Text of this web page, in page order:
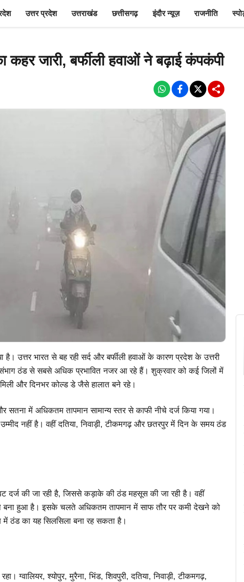
उत्तर प्रदेश उत्तराखंड छत्तीसगढ़ इंदौर न्यूज़ राजनीति
जारी, बर्फीली हवाओं ने बढ़ाई कंपकंपी
उत्तर भारत से बह रही सर्द और बर्फीली हवाओं के कारण प्रदेश के उत्तरी
ठंड से सबसे अधिक प्रभावित नजर आ रहे हैं। शुक्रवार को कई जिलों में
और दिनभर कोल्ड डे जैसे हालात बने रहे।
सतना में अधिकतम तापमान सामान्य स्तर से काफी नीचे दर्ज किया गया।
नहीं है। वहीं दतिया, निवाड़ी, टीकमगढ़ और छतरपुर में दिन के समय ठंड
दर्ज की जा रही है, जिससे कड़ाके की ठंड महसूस की जा रही है। वहीं
बना हुआ है। इसके चलते अधिकतम तापमान में साफ तौर पर कमी देखने को
ठंड का यह सिलसिला बना रह सकता है।
ग्वालियर, श्योपुर, मुरैना, भिंड, शिवपुरी, दतिया, निवाड़ी, टीकमगढ़,